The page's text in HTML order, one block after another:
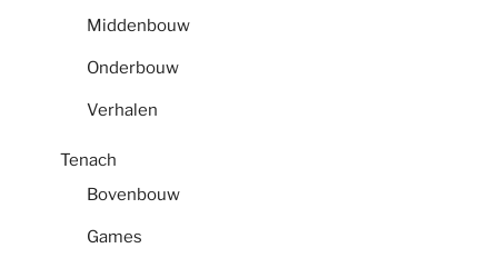
Middenbouw
Onderbouw
Verhalen
Tenach
Bovenbouw
Games